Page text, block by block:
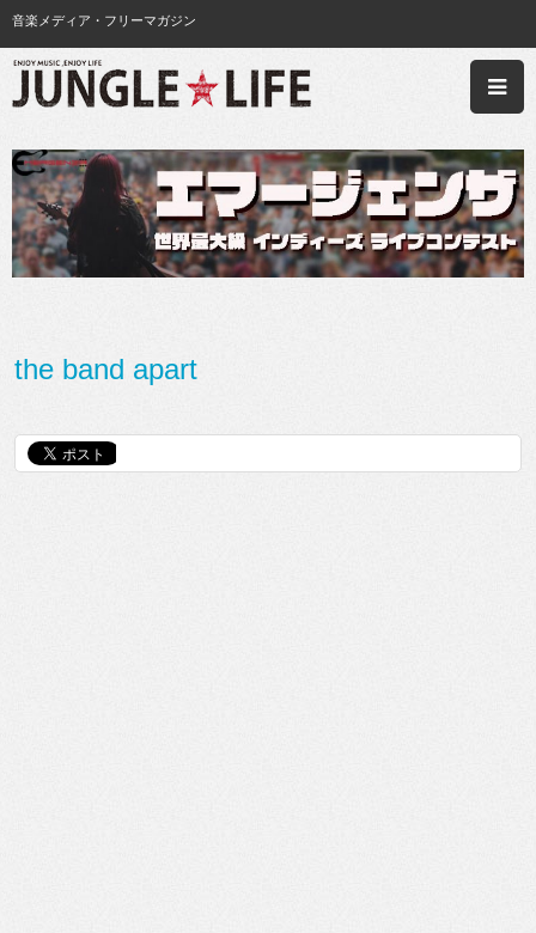
音楽メディア・フリーマガジン
the band apart